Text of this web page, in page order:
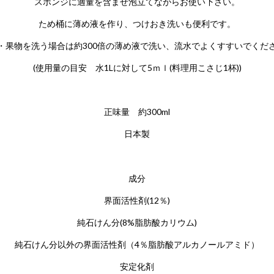
ため桶に薄め液を作り、つけおき洗いも便利です。
果物を洗う場合は約300倍の薄め液で洗い、流水でよくすすいでくだ
(使用量の目安 水1Lに対して5ｍｌ(料理用こさじ1杯))
正味量 約300ml
日本製
成分
界面活性剤(12％)
純石けん分(8%脂肪酸カリウム)
純石けん分以外の界面活性剤（4％脂肪酸アルカノールアミド）
安定化剤